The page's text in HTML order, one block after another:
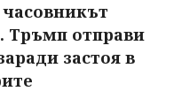
Тръмп отправи
застоя в